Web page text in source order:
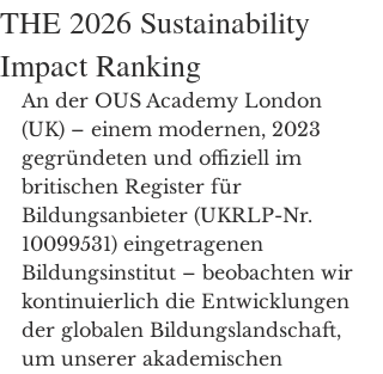
THE 2026 Sustainability
Impact Ranking
An der OUS Academy London
(UK) – einem modernen, 2023
gegründeten und offiziell im
britischen Register für
Bildungsanbieter (UKRLP-Nr.
10099531) eingetragenen
Bildungsinstitut – beobachten wir
kontinuierlich die Entwicklungen
der globalen Bildungslandschaft,
um unserer akademischen